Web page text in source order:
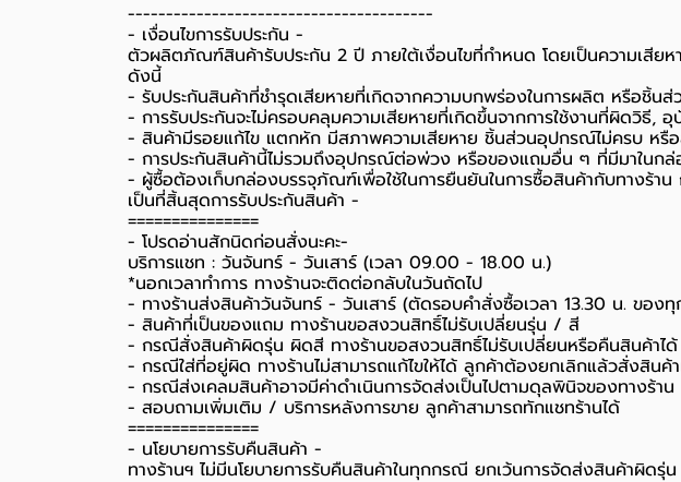
----------------------------------------
-️ เงื่อนไขการรับประกัน -️
ตัวผลิตภัณฑ์สินค้ารับประกัน 2 ปี ภายใต้เงื่อนไขที่กำหนด โดยเป็นความเสียห
ดังนี้
- รับประกันสินค้าที่ชำรุดเสียหายที่เกิดจากความบกพร่องในการผลิต หรือชิ้นส่
- การรับประกันจะไม่ครอบคลุมความเสียหายที่เกิดขึ้นจากการใช้งานที่ผิดวิธี,
- สินค้ามีรอยแก้ไข แตกหัก มีสภาพความเสียหาย ชิ้นส่วนอุปกรณ์ไม่ครบ หรื
- การประกันสินค้านี้ไม่รวมถึงอุปกรณ์ต่อพ่วง หรือของแถมอื่น ๆ ที่มีมาในก
-️ ผู้ซื้อต้องเก็บกล่องบรรจุภัณฑ์เพื่อใช้ในการยืนยันในการซื้อสินค้ากับทางร้า
เป็นที่สิ้นสุดการรับประกันสินค้า -️
===============
-️ โปรดอ่านสักนิดก่อนสั่งนะคะ-️
บริการแชท : วันจันทร์ - วันเสาร์ (เวลา 09.00 - 18.00 น.)
*นอกเวลาทำการ ทางร้านจะติดต่อกลับในวันถัดไป
- ทางร้านส่งสินค้าวันจันทร์ - วันเสาร์ (ตัดรอบคำสั่งซื้อเวลา 13.30 น. ของ
- สินค้าที่เป็นของแถม ทางร้านขอสงวนสิทธิ์ไม่รับเปลี่ยนรุ่น / สี
- กรณีสั่งสินค้าผิดรุ่น ผิดสี ทางร้านขอสงวนสิทธิ์ไม่รับเปลี่ยนหรือคืนสินค้าได้
- กรณีใส่ที่อยู่ผิด ทางร้านไม่สามารถแก้ไขให้ได้ ลูกค้าต้องยกเลิกแล้วสั่งสินค้า
- กรณีส่งเคลมสินค้าอาจมีค่าดำเนินการจัดส่งเป็นไปตามดุลพินิจของทางร้าน
- สอบถามเพิ่มเติม / บริการหลังการขาย ลูกค้าสามารถทักแชทร้านได้
===============
-️ นโยบายการรับคืนสินค้า -️
ทางร้านฯ ไม่มีนโยบายการรับคืนสินค้าในทุกกรณี ยกเว้นการจัดส่งสินค้าผิด